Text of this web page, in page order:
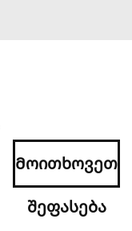
Მოითხოვეთ
შეფასება